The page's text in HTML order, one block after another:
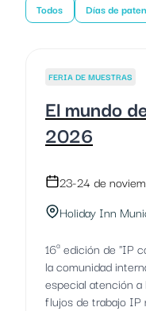
Todos Días de
FERIA DE MUESTRAS
El mundo
2026
23-24 de
Holiday Inn
16ª edición de "IP
la comunidad
especial atención
flujos de trabajo IP